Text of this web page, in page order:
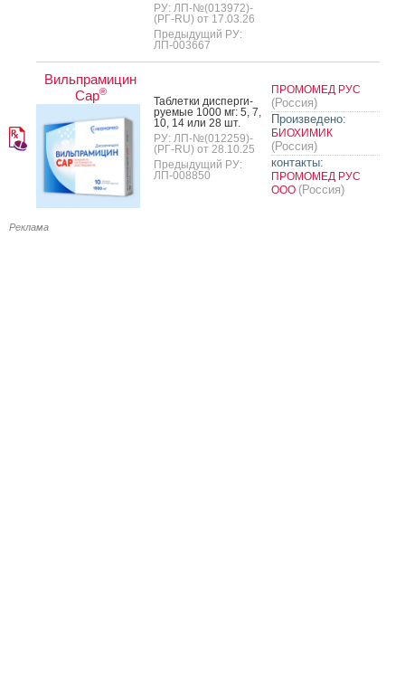
РУ: ЛП-№(013972)-
(РГ-RU) от 17.03.26
Предыдущий РУ:
ЛП-003667
Вильпрамицин
Cap®
Таб­летки дис­перги­
ру­емые 1000 мг: 5, 7,
10, 14 или 28 шт.
РУ: ЛП-№(012259)-
(РГ-RU) от 28.10.25
Предыдущий РУ:
ЛП-008850
ПРОМОМЕД РУС
(Россия)
Произведено:
БИОХИМИК
(Россия)
контакты:
ПРОМОМЕД РУС
ООО (Россия)
Реклама